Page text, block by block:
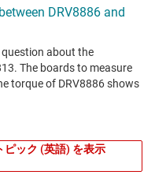
ック (英語) を表示